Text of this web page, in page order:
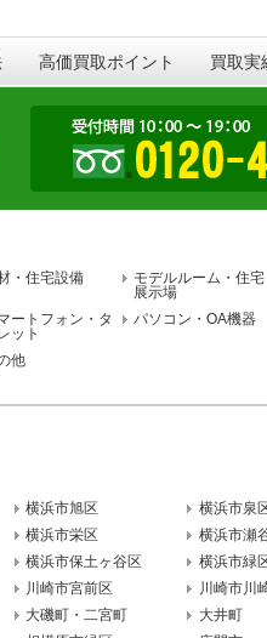
高価買取ポイント 買取実
・住宅設備
モデルルーム・住宅
展示場
ートフォン・タ
ット
パソコン・OA機器
他
横浜市旭区 横浜市泉
横浜市栄区 横浜市瀬
横浜市保土ヶ谷区 横浜市緑
川崎市宮前区 川崎市川
大磯町・二宮町 大井町